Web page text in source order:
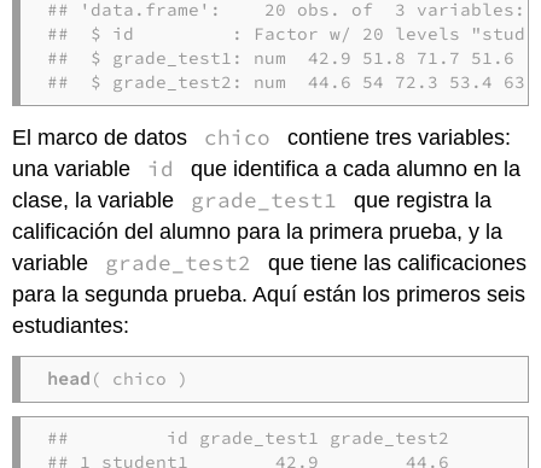
## 'data.frame':    20 obs. of  3 variables:
##  $ id         : Factor w/ 20 levels
##  $ grade_test1: num  42.9 51.8 71.7 51.6
##  $ grade_test2: num  44.6 54 72.3 53.4
El marco de datos chico
contiene tres variables:
una variable
id
que identifica a cada alumno en la
clase, la variable
grade_test1
que registra la
calificación del alumno para la primera prueba, y la
variable
grade_test2
que tiene las calificaciones
para la segunda prueba. Aquí están los primeros seis
estudiantes:
head ( chico )
##         id grade_test1 grade_test2
## 1 student1        42.9        44.6